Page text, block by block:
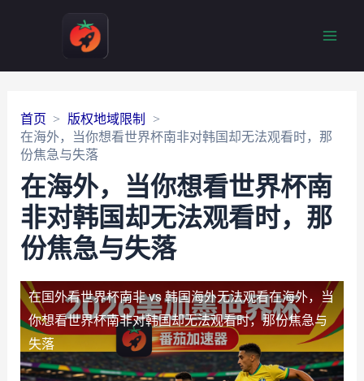
首页
版权地域限制
在海外，当你想看世界杯南非对韩国却无法观看时，那
份焦急与失落
在海外，当你想看世界杯南
非对韩国却无法观看时，那
份焦急与失落
在国外看世界杯南非 vs 韩国海外无法观看在海外，当
你想看世界杯南非对韩国却无法观看时，那份焦急与
失落